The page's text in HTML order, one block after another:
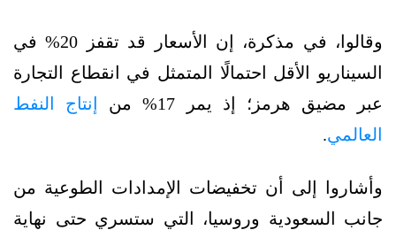
وقالوا، في مذكرة، إن الأسعار قد تقفز 20% في
السيناريو الأقل احتمالًا المتمثل في انقطاع التجارة
عبر مضيق هرمز؛ إذ يمر 17% من
إنتاج النفط
العالمي.
وأشاروا إلى أن تخفيضات الإمدادات الطوعية من
جانب السعودية وروسيا، التي ستسري حتى نهاية